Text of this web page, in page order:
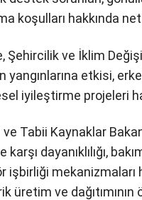
koşulları hakkında
Şehircilik ve İklim
yangınlarına etkisi,
iyileştirme projeleri
Tabii Kaynaklar
karşı dayanıklılığı,
işbirliği mekanizmaları
üretim ve